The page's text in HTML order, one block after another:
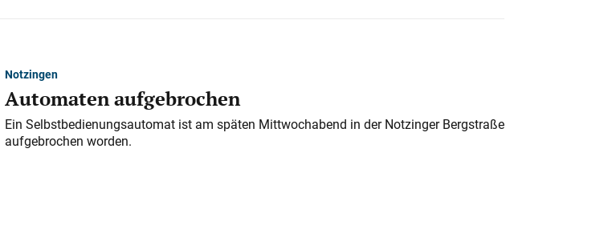
Notzingen
Automaten aufgebrochen
Ein Selbstbedienungsautomat ist am späten Mittwochabend in der Notzinger Bergstraße
aufgebrochen worden.